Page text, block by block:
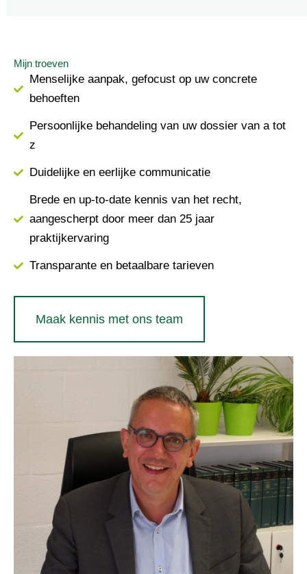
Mijn troeven
Menselijke aanpak, gefocust op uw concrete
behoeften
Persoonlijke behandeling van uw dossier van a tot
z
Duidelijke en eerlijke communicatie
Brede en up-to-date kennis van het recht,
aangescherpt door meer dan 25 jaar
praktijkervaring
Transparante en betaalbare tarieven
Maak kennis met ons team